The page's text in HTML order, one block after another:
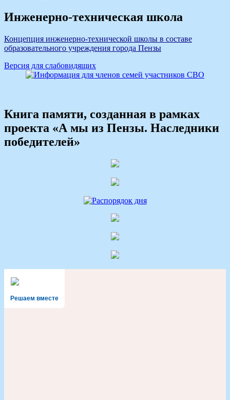
Инженерно-техническая школа
Концепция инженерно-технической школы в составе
образовательного учреждения города Пензы
Версия для слабовидящих
Книга памяти, созданная в рамках
проекта «А мы из Пензы. Наследники
победителей»
Решаем вместе